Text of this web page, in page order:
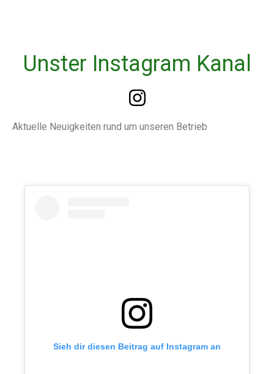
Unster Instagram Kanal
Aktuelle Neuigkeiten rund um unseren Betrieb
Sieh dir diesen Beitrag auf Instagram an